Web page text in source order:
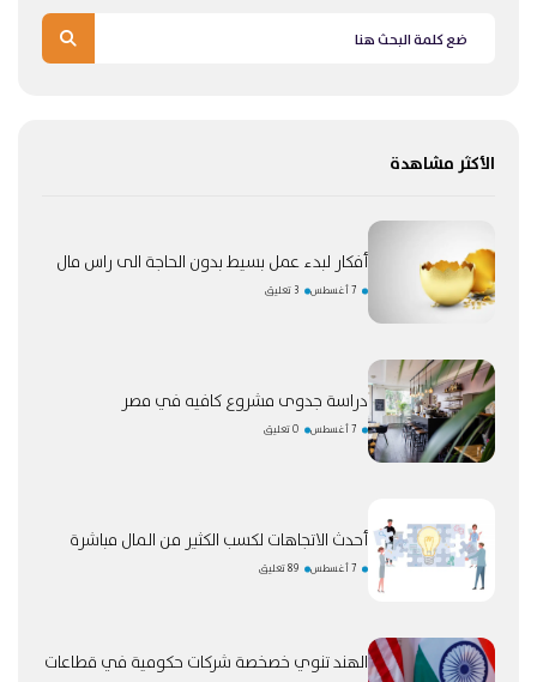
الأكثر مشاهدة
أفكار لبدء عمل بسيط بدون الحاجة الى راس مال
7 أغسطس 3 تعليق
دراسة جدوى مشروع كافيه في مصر
7 أغسطس 0 تعليق
أحدث الاتجاهات لكسب الكثير من المال مباشرة
7 أغسطس 89 تعليق
الهند تنوي خصخصة شركات حكومية في قطاعات